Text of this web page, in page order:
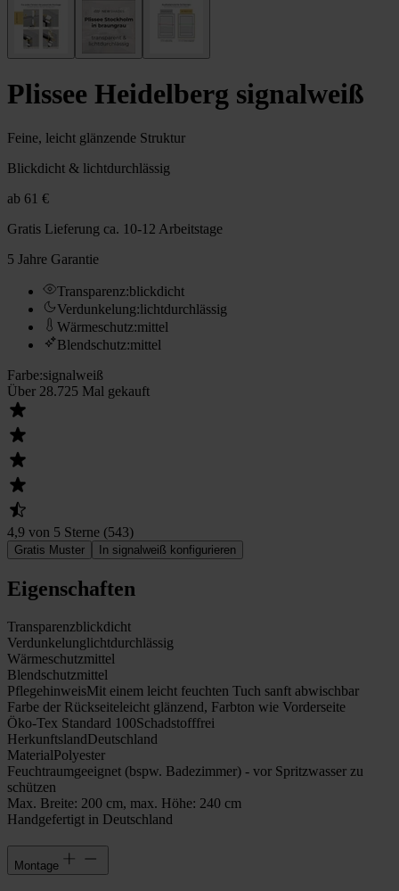
Plissee Heidelberg signalweiß
Feine, leicht glänzende Struktur
Blickdicht & lichtdurchlässig
ab 61 €
Gratis Lieferung ca. 10-12 Arbeitstage
5 Jahre Garantie
Transparenz:blickdicht
Verdunkelung:lichtdurchlässig
Wärmeschutz:mittel
Blendschutz:mittel
Farbe:signalweiß
Über 28.725 Mal gekauft
4,9 von 5 Sterne (543)
Gratis Muster In signalweiß konfigurieren
Eigenschaften
Transparenzblickdicht
Verdunkelunglichtdurchlässig
Wärmeschutzmittel
Blendschutzmittel
PflegehinweisMit einem leicht feuchten Tuch sanft abwischbar
Farbe der Rückseiteleicht glänzend, Farbton wie Vorderseite
Öko-Tex Standard 100Schadstofffrei
HerkunftslandDeutschland
MaterialPolyester
Feuchtraumgeeignet (bspw. Badezimmer) - vor Spritzwasser zu
schützen
Max. Breite: 200 cm, max. Höhe: 240 cm
Handgefertigt in Deutschland
Montage